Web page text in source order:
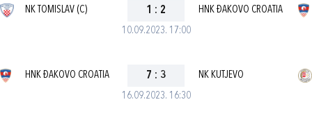
10.09.2023. 17:00
NK TOMISLAV (C) 1 : 2 HNK ĐAKOVO CROATIA
16.09.2023. 16:30
HNK ĐAKOVO CROATIA 7 : 3 NK KUTJEVO